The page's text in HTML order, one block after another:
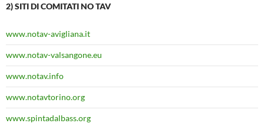
2) SITI DI COMITATI NO TAV
www.notav-avigliana.it
www.notav-valsangone.eu
www.notav.info
www.notavtorino.org
www.spintadalbass.org